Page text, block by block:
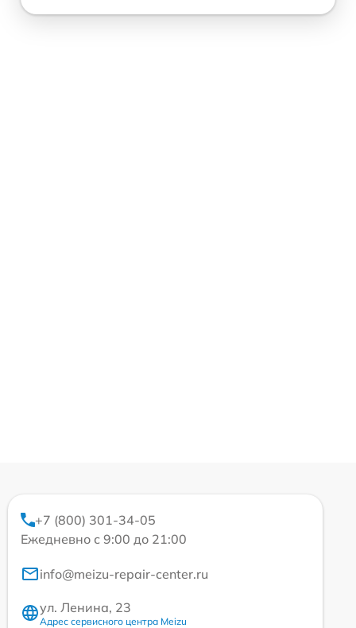
+7 (800) 301-34-05
Ежедневно с 9:00 до 21:00
info@meizu-repair-center.ru
ул. Ленина, 23
Адрес сервисного центра Meizu